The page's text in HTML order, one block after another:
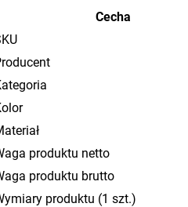
Cecha
produktu netto
produktu brutto
produktu (1 szt.)